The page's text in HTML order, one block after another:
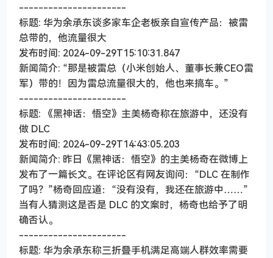
----------------------
标题: 华为余承东谈多家车企老板亲自宣传产品：被雷
总带的，他流量很大
发布时间: 2024-09-29T15:10:31.847
新闻简介: “那是被雷总（小米创始人、董事长兼CEO雷
军）带的！因为雷总流量很大的，他也来搞车。”
----------------------
标题: 《黑神话：悟空》主美杨奇称在旅游中，还没有
做 DLC
发布时间: 2024-09-29T14:43:05.203
新闻简介: 昨日《黑神话：悟空》的主美杨奇在微博上
发布了一篇长文。在评论区有网友询问：“DLC 在制作
了吗？”杨奇回应道：“没有没有，我还在旅游中……”
当有人猜测这是否是 DLC 的文案时，杨奇也给予了明
确否认。
----------------------
标题: 华为余承东称三折叠手机满足高端人群效率需要